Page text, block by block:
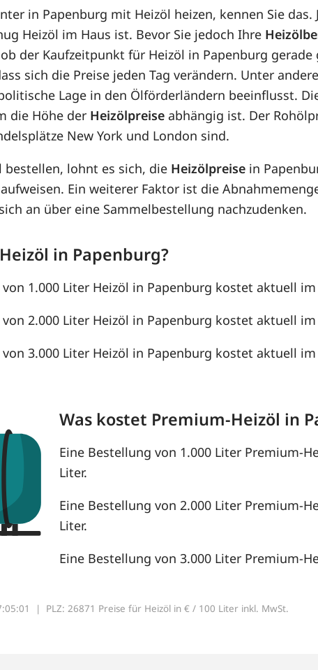
in Papenburg mit Heizöl heizen, kennen Sie
Heizöl im Haus ist. Bevor Sie jedoch Ihre
der Kaufzeitpunkt für Heizöl in Papenburg
sich die Preise jeden Tag verändern. Unter
Lage in den Ölförderländern beeinflusst.
die Höhe der Heizölpreise abhängig ist. Der
New York und London sind.
bestellen, lohnt es sich, die Heizölpreise in
Ein weiterer Faktor ist die
an über eine Sammelbestellung nachzudenken.
in Papenburg?
1.000 Liter Heizöl in Papenburg kostet aktuell
2.000 Liter Heizöl in Papenburg kostet aktuell
3.000 Liter Heizöl in Papenburg kostet aktuell
Was kostet Premium-Heizöl in
Eine Bestellung von 1.000 Liter Premium-
Liter.
Eine Bestellung von 2.000 Liter Premium-
Liter.
Eine Bestellung von 3.000 Liter Premium-
| PLZ: 26871 Preise für Heizöl in € / 100 Liter inkl. MwSt.